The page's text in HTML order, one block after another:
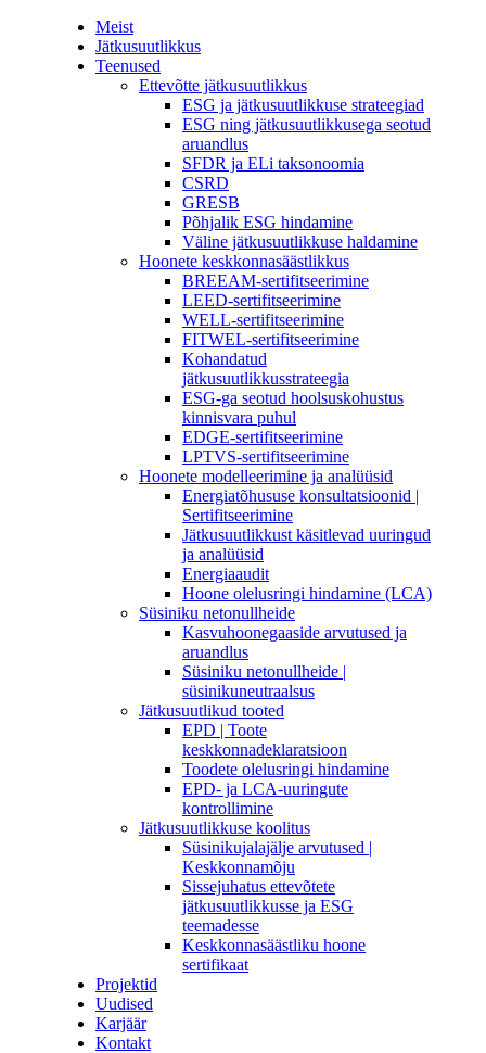
Meist
Jätkusuutlikkus
Teenused
Ettevõtte jätkusuutlikkus
ESG ja jätkusuutlikkuse strateegiad
ESG ning jätkusuutlikkusega seotud
aruandlus
SFDR ja ELi taksonoomia
CSRD
GRESB
Põhjalik ESG hindamine
Väline jätkusuutlikkuse haldamine
Hoonete keskkonnasäästlikkus
BREEAM-sertifitseerimine
LEED-sertifitseerimine
WELL-sertifitseerimine
FITWEL-sertifitseerimine
Kohandatud
jätkusuutlikkusstrateegia
ESG-ga seotud hoolsuskohustus
kinnisvara puhul
EDGE-sertifitseerimine
LPTVS-sertifitseerimine
Hoonete modelleerimine ja analüüsid
Energiatõhususe konsultatsioonid |
Sertifitseerimine
Jätkusuutlikkust käsitlevad uuringud
ja analüüsid
Energiaaudit
Hoone olelusringi hindamine (LCA)
Süsiniku netonullheide
Kasvuhoonegaaside arvutused ja
aruandlus
Süsiniku netonullheide |
süsinikuneutraalsus
Jätkusuutlikud tooted
EPD | Toote
keskkonnadeklaratsioon
Toodete olelusringi hindamine
EPD- ja LCA-uuringute
kontrollimine
Jätkusuutlikkuse koolitus
Süsinikujalajälje arvutused |
Keskkonnamõju
Sissejuhatus ettevõtete
jätkusuutlikkusse ja ESG
teemadesse
Keskkonnasäästliku hoone
sertifikaat
Projektid
Uudised
Karjäär
Kontakt